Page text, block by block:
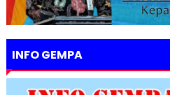
INFO GEMPA